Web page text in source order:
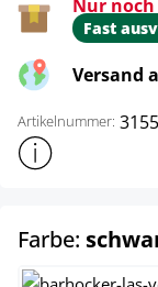
Nur
Fast
Versand
Artikelnummer:
Weitere
Farbe: